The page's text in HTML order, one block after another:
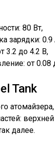
80 Вт,
зарядки:
3.2 до 4.2 В,
от 0.08
Tank
далее.